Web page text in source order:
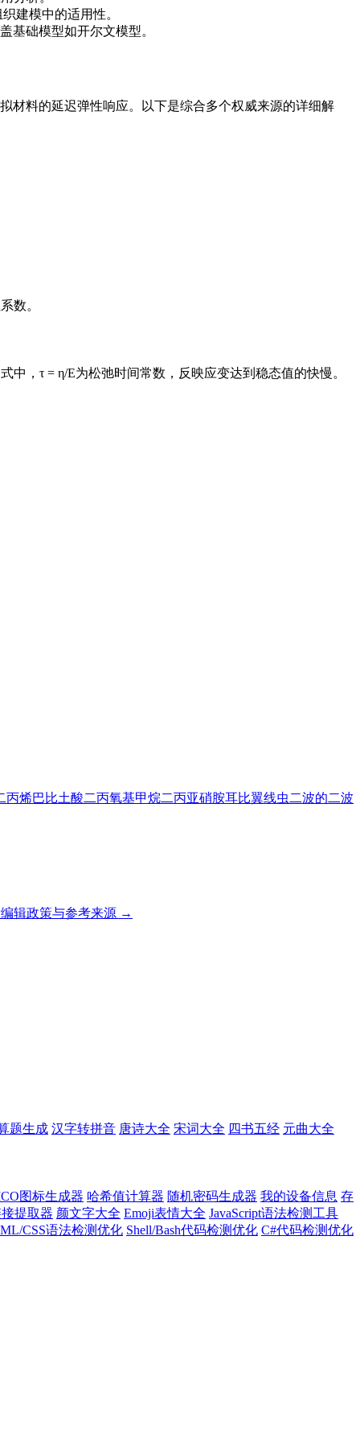
建模中的适用性。
基础模型如开尔文模型。
材料的延迟弹性响应。以下是综合多个权威来源的详细解
数。
，τ = η/E为松弛时间常数，反映应变达到稳态值的快慢。
丙烯巴比土酸二丙氧基甲烷二丙亚硝胺耳比翼线虫 二波的二波
辑政策与参考来源 →
题生成 汉字转拼音 唐诗大全 宋词大全 四书五经 元曲大全
图标生成器 哈希值计算器 随机密码生成器 我的设备信息 存
提取器 颜文字大全 Emoji表情大全 JavaScript语法检测工具
CSS语法检测优化 Shell/Bash代码检测优化 C#代码检测优化